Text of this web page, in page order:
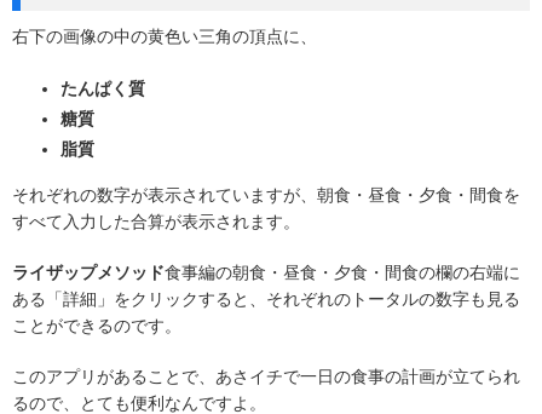
右下の画像の中の黄色い三角の頂点に、
たんぱく質
糖質
脂質
それぞれの数字が表示されていますが、朝食・昼食・夕食・間食を
すべて入力した合算が表示されます。
ライザップメソッド食事編の朝食・昼食・夕食・間食の欄の右端に
ある「詳細」をクリックすると、それぞれのトータルの数字も見る
ことができるのです。
このアプリがあることで、あさイチで一日の食事の計画が立てられ
るので、とても便利なんですよ。